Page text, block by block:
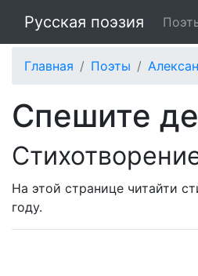
Русская поэзия
Главная Поэты
Спешите
На этой странице читайти
году.